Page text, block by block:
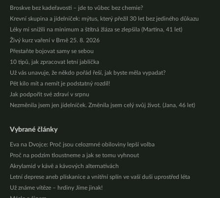
Broskve bez kadeřavosti – jde to vůbec bez chemie?
Krevní skupina a jídelníček: mýtus, který přežil 30 let bez jediného důkazu
Léky mi snížili na minimum a štítná žláza se zlepšila (Martina, 41 let)
Živý kurz vaření v Brně 25. 8. 2026
Přestaňte bojovat samy se sebou
10 tipů, jak zpracovat letní jablíčka
Už vás unavuje, že někdo pořád řeší, jak byste měla vypadat?
Pět kilo mít a nemít je podstatný rozdíl!
Jak podpořit své zdraví v srpnu
Nezměnila jsem jen jídelníček. Změnila jsem celý svůj život. (Jana, 46 let)
Vybrané články
Eva na Dvojce: Proč jsou celozrnné obiloviny lepší volba
Proč na podzim tloustneme a jak se tomu vyhnout
Akrylamid v kávě a kávových alternativách
Letní deprese aneb plískanice a vnitřní splín ve vaší duši uprostřed léta
Už známe vítěze – hrdiny Jíme jinak!